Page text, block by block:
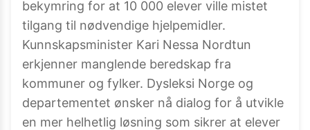
bekymring for at 10 000 elever ville mistet
tilgang til nødvendige hjelpemidler.
Kunnskapsminister Kari Nessa Nordtun
erkjenner manglende beredskap fra
kommuner og fylker. Dysleksi Norge og
departementet ønsker nå dialog for å utvikle
en mer helhetlig løsning som sikrer at elever